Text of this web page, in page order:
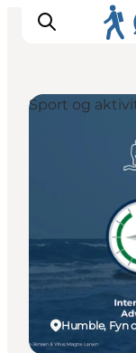
Inspiration
Humble, Fyn
Sport og